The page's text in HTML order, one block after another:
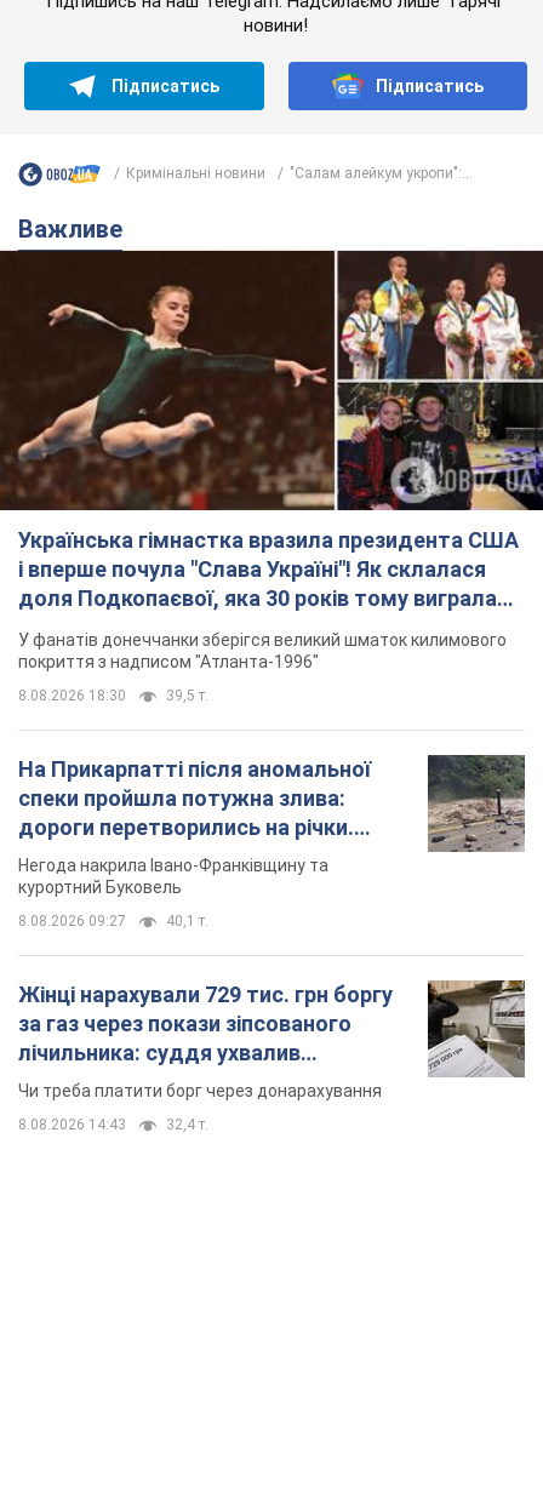
новини!
Підписатись Підписатись
Кримінальні новини "Салам алейкум укропи":...
Важливе
Українська гімнастка вразила президента США
і вперше почула "Слава Україні"! Як склалася
доля Подкопаєвої, яка 30 років тому виграла
"золото" Олімпіади
У фанатів донеччанки зберігся великий шматок килимового
покриття з надписом "Атланта-1996"
8.08.2026 18:30 39,5 т.
На Прикарпатті після аномальної
спеки пройшла потужна злива:
дороги перетворились на річки.
Відео
Негода накрила Івано-Франківщину та
курортний Буковель
8.08.2026 09:27 40,1 т.
Жінці нарахували 729 тис. грн боргу
за газ через покази зіпсованого
лічильника: суддя ухвалив
неочікуване рішення
Чи треба платити борг через донарахування
8.08.2026 14:43 32,4 т.